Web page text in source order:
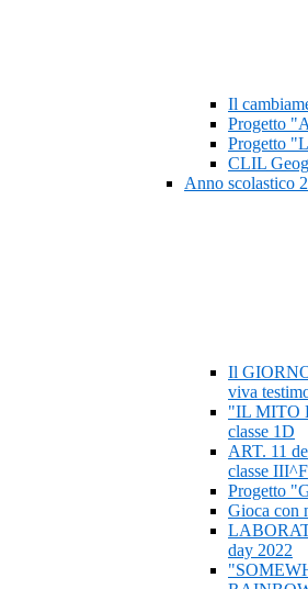
Il
Progetto
Progetto
CLIL
Anno scolastico
Il
viva
"IL MITO
classe 1D
ART. 11
classe III^F
Progetto
Gioca con
day 2022